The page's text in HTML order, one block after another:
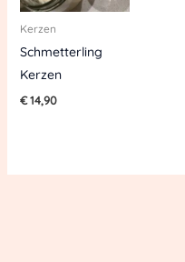
Kerzen
Schmetterling
Kerzen
€14,90